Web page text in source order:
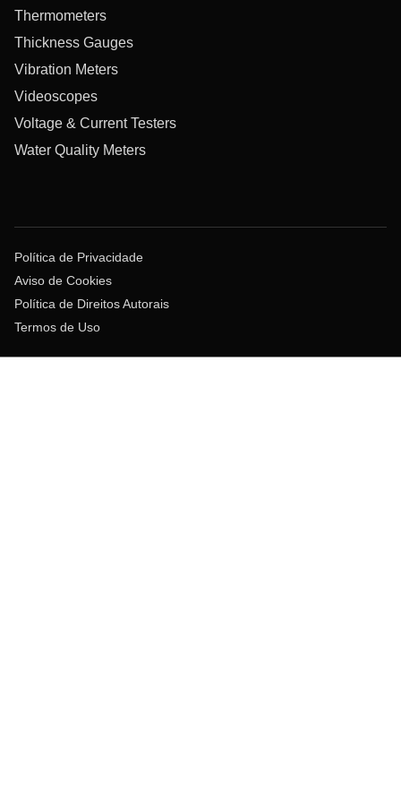
Thermometers
Thickness Gauges
Vibration Meters
Videoscopes
Voltage & Current Testers
Water Quality Meters
Política de Privacidade
Aviso de Cookies
Política de Direitos Autorais
Termos de Uso